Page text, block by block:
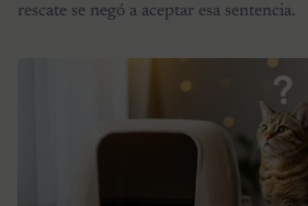
rescate se negó a aceptar esa sentencia.